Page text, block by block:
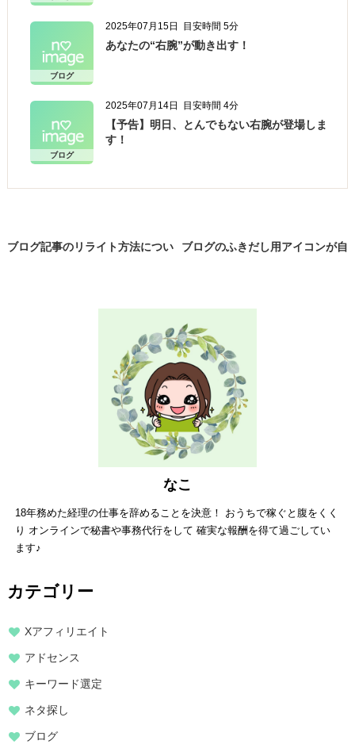
ブログ
2025年07月15日 目安時間 5分
あなたの“右腕”が動き出す！
ブログ
2025年07月14日 目安時間 4分
【予告】明日、とんでもない右腕が登場しま
す！
ブログ記事のリライト方法につい
ブログのふきだし用アイコンが自
なこ
18年務めた経理の仕事を辞めることを決意！ おうちで稼ぐと腹をくく
り オンラインで秘書や事務代行をして 確実な報酬を得て過ごしてい
ます♪
カテゴリー
Xアフィリエイト
アドセンス
キーワード選定
ネタ探し
ブログ